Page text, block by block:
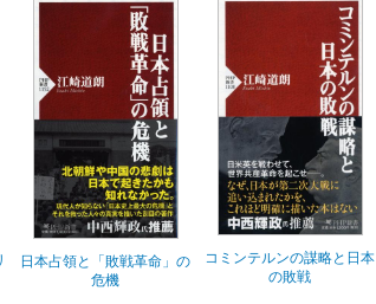
日本占領と「敗戦革命」の
危機
コミンテルンの謀略と日本
の敗戦